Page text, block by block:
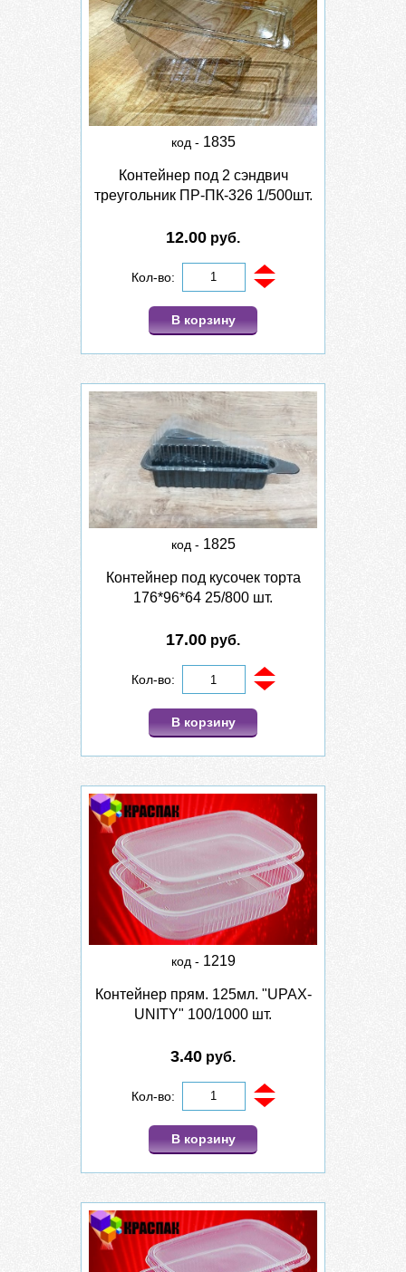
код - 1835
Контейнер под 2 сэндвич
треугольник ПР-ПК-326 1/500шт.
12.00 руб.
Кол-во:
В корзину
код - 1825
Контейнер под кусочек торта
176*96*64 25/800 шт.
17.00 руб.
Кол-во:
В корзину
код - 1219
Контейнер прям. 125мл. "UPAX-
UNITY" 100/1000 шт.
3.40 руб.
Кол-во:
В корзину